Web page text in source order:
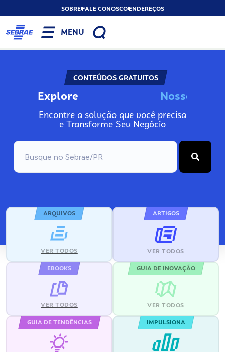
SOBREFALE CONOSCOENDEREÇOS
MENU
CONTEÚDOS GRATUITOS
Explore Nosso
Encontre a solução que você precisa
e Transforme Seu Negócio
ARQUIVOS
VER TODOS
ARTIGOS
VER TODOS
EBOOKS
VER TODOS
GUIA DE INOVAÇÃO
VER TODOS
GUIA DE TENDÊNCIAS IMPULSIONA